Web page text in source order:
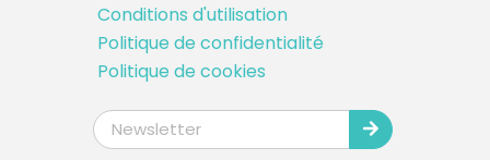
Conditions d'utilisation
Politique de confidentialité
Politique de cookies